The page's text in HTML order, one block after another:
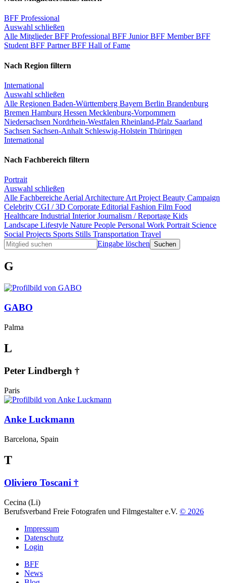
BFF Professional
Auswahl schließen
Alle MitgliederBFF Professional BFF JuniorBFF MemberBFF
Student BFF PartnerBFF Hall of Fame
Nach Region filtern
International
Auswahl schließen
Alle Regionen Baden-Württemberg Bayern Berlin Brandenburg
Bremen Hamburg Hessen Mecklenburg-Vorpommern
Niedersachsen Nordrhein-Westfalen Rheinland-Pfalz Saarland
Sachsen Sachsen-Anhalt Schleswig-Holstein Thüringen
International
Nach Fachbereich filtern
Portrait
Auswahl schließen
Alle Fachbereiche Aerial Architecture Art Project Beauty Campaign
Celebrity CGI / 3D Corporate Editorial Fashion Film Food
Healthcare Industrial InteriorJournalism / Reportage Kids
Landscape Lifestyle Nature People Personal Work Portrait Science
Social Projects Sports Stills Transportation Travel
Eingabe löschen
G
GABO
Palma
L
Peter Lindbergh †
Paris
Anke Luckmann
Barcelona, Spain
T
Oliviero Toscani †
Cecina (Li)
Berufsverband Freie Fotografen und Filmgestalter e.V. © 2026
Impressum
Datenschutz
Login
BFF
News